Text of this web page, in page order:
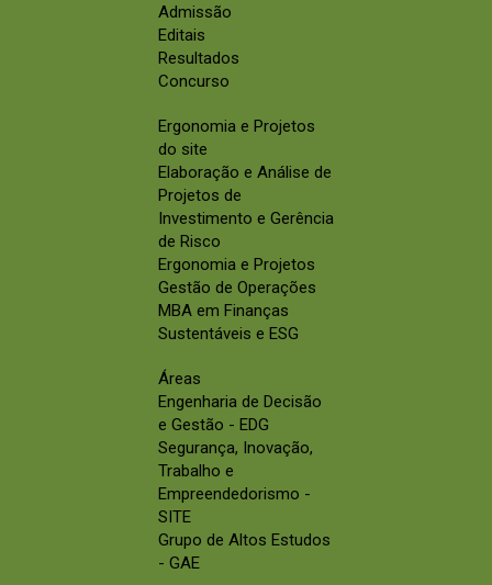
Admissão
Editais
Resultados
Concurso
Ergonomia e Projetos
do site
Elaboração e Análise de
Projetos de
Investimento e Gerência
de Risco
Ergonomia e Projetos
Gestão de Operações
MBA em Finanças
Sustentáveis e ESG
Áreas
Engenharia de Decisão
e Gestão - EDG
Segurança, Inovação,
Trabalho e
Empreendedorismo -
SITE
Grupo de Altos Estudos
- GAE